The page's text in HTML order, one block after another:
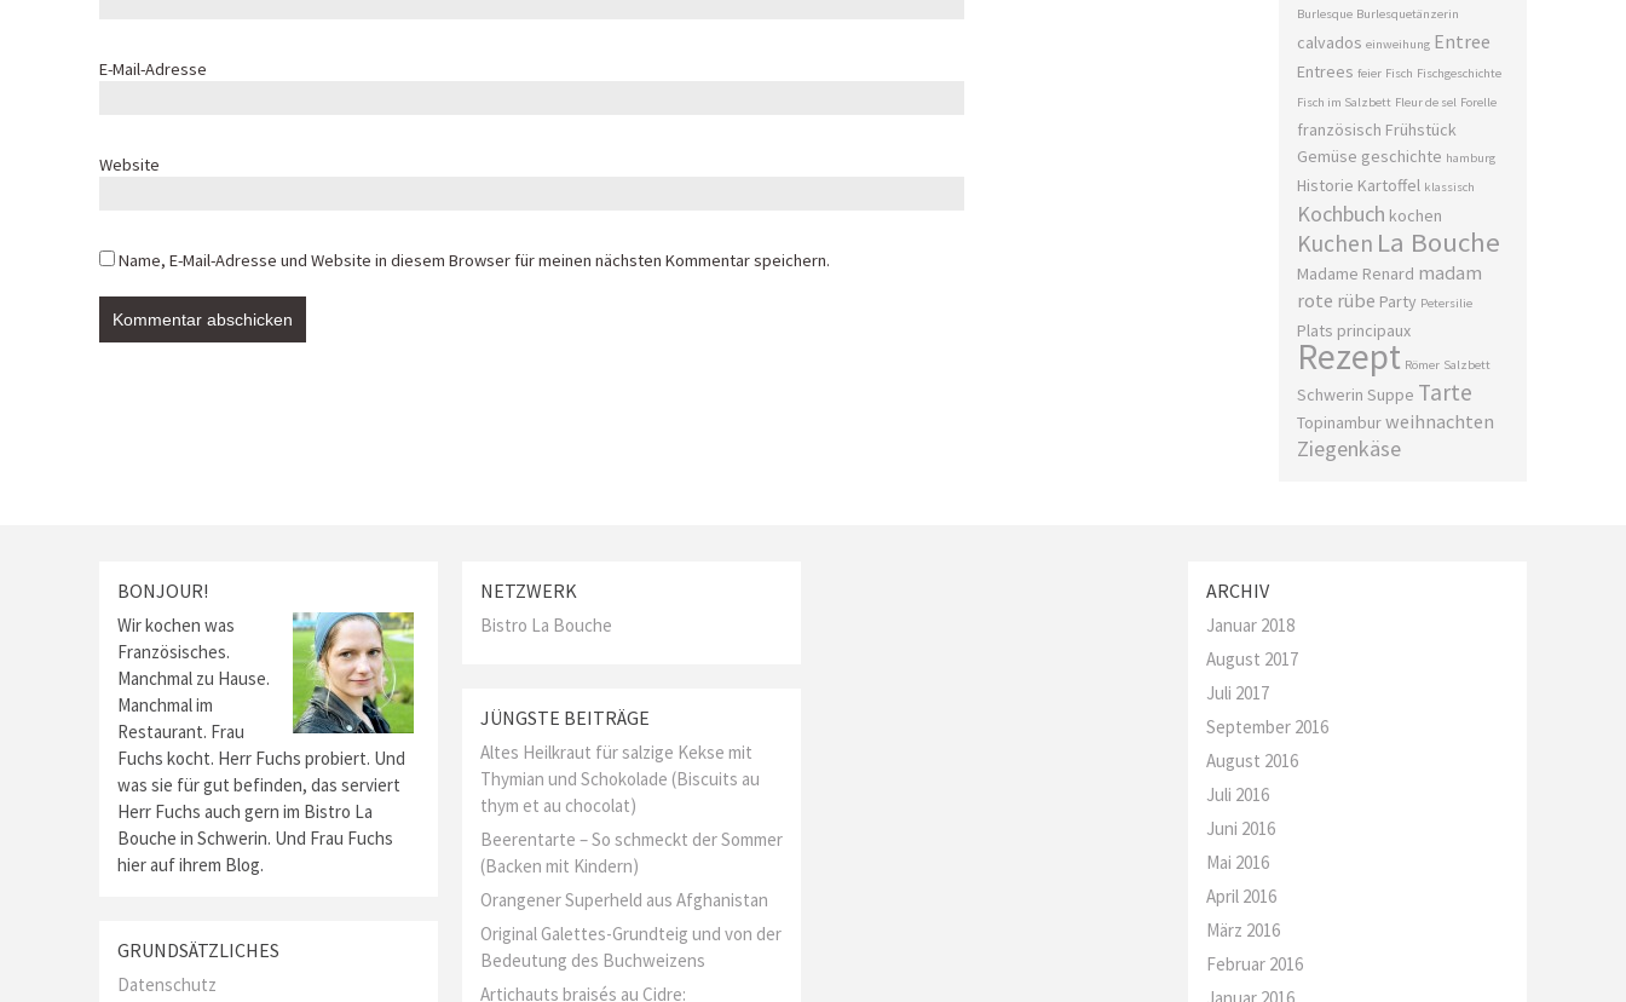
E-Mail-Adresse
Website
Name, E-Mail-Adresse und Website in diesem Browser für meinen nächsten Kommentar speichern.
Burlesque Burlesquetänzerin
calvados einweihung Entree
Entrees feier Fisch Fischgeschichte
Fisch im Salzbett Fleur de sel Forelle
französisch Frühstück
Gemüse geschichte hamburg
Historie Kartoffel klassisch
Kochbuch kochen
Kuchen La Bouche
Madame Renard madam
rote rübe Party Petersilie
Plats principaux
Rezept Römer Salzbett
Schwerin Suppe Tarte
Topinamburweihnachten
Ziegenkäse
BONJOUR!
Wir kochen was
Französisches.
Manchmal zu Hause.
Manchmal im
Restaurant. Frau
Fuchs kocht. Herr Fuchs probiert. Und
was sie für gut befinden, das serviert
Herr Fuchs auch gern im Bistro La
Bouche in Schwerin. Und Frau Fuchs
hier auf ihrem Blog.
GRUNDSÄTZLICHES
Datenschutz
NETZWERK
Bistro La Bouche
JÜNGSTE BEITRÄGE
Altes Heilkraut für salzige Kekse mit
Thymian und Schokolade (Biscuits au
thym et au chocolat)
Beerentarte – So schmeckt der Sommer
(Backen mit Kindern)
Orangener Superheld aus Afghanistan
Original Galettes-Grundteig und von der
Bedeutung des Buchweizens
Artichauts braisés au Cidre:
ARCHIV
Januar 2018
August 2017
Juli 2017
September 2016
August 2016
Juli 2016
Juni 2016
Mai 2016
April 2016
März 2016
Februar 2016